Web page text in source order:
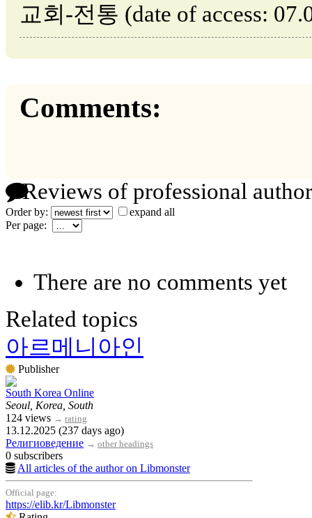
교회-전통 (date of access:
Comments:
Reviews of professional
Order by:
expand all
Per page:
There are no comments yet
Related topics
아르메니아인
Publisher
South Korea Online
Seoul, Korea, South
124 views → rating
13.12.2025 (237 days ago)
Религиоведение → other headings
0 subscribers
All articles of the author on Libmonster
Official page:
https://elib.kr/Libmonster